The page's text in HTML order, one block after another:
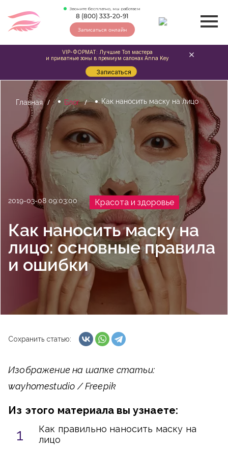
Звоните бесплатно, мы работаем
8 (800) 333-20-91
Записаться онлайн
Главная Блог Как наносить маску на лицо
2019-03-08 09:03:00 Красота и здоровье
Как наносить маску на
лицо: основные правила
и ошибки
Сохранить статью:
Изображение на шапке статьи:
wayhomestudio / Freepik
Из этого материала вы узнаете:
Как правильно наносить маску на
лицо
VIP-ФОРМАТ: Лучшие Топ мастера
и приватные зоны в премиум салонах Anna Key
Записаться